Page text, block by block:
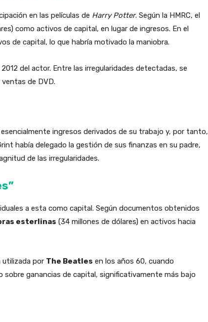
en las películas de Harry Potter. Según la HMRC, el
como activos de capital, en lugar de ingresos. En el
de capital, lo que habría motivado la maniobra.
del actor. Entre las irregularidades detectadas, se
de DVD.
ingresos derivados de su trabajo y, por tanto,
había delegado la gestión de sus finanzas en su padre,
de las irregularidades.
a esta como capital. Según documentos obtenidos
esterlinas (34 millones de dólares) en activos hacia
utilizada por The Beatles en los años 60, cuando
sobre ganancias de capital, significativamente más bajo